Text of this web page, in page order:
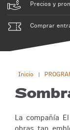
Precios y
Comprar
Inicio
La compañía